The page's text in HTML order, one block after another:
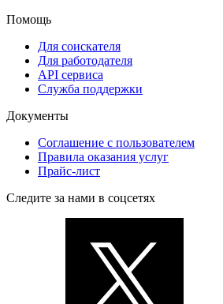
Помощь
Для соискателя
Для работодателя
API сервиса
Служба поддержки
Документы
Соглашение с пользователем
Правила оказания услуг
Прайс-лист
Следите за нами в соцсетях